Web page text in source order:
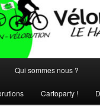
Qui sommes nous ?
Cartoparty !